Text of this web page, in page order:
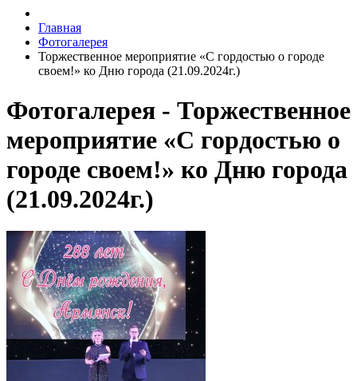
Главная
Фотогалерея
Торжественное мероприятие «С гордостью о городе
своем!» ко Дню города (21.09.2024г.)
Фотогалерея - Торжественное
мероприятие «С гордостью о
городе своем!» ко Дню города
(21.09.2024г.)